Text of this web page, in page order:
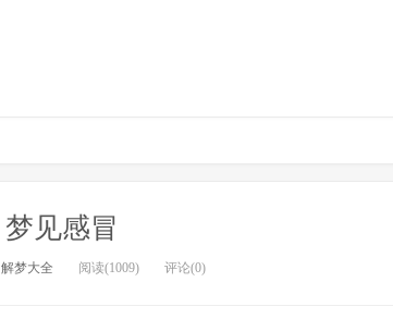
梦见感冒
解梦大全 阅读(1009) 评论(0)